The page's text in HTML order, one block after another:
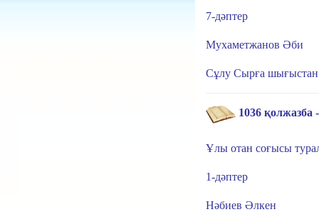
7-дәптер
Мухаметжанов Әби
Сұлу Сырға шығыстан
1036 қолжазба
Ұлы отан соғысы
1-дәптер
Нәбиев Әлкен